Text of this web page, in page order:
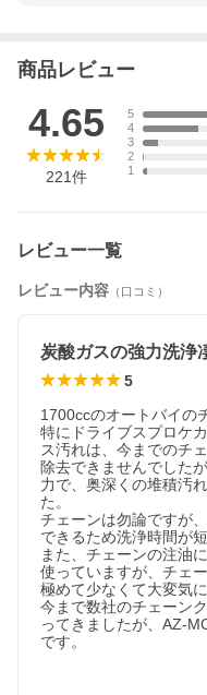
商品レビュー
4.65
221件
5
4
3
2
1
レビュー一覧
レビュー内容 （口コミ）
炭酸ガスの強力洗浄
5
1700ccのオートバイの
特にドライブスプロケ
ス汚れは、今までのチ
除去できませんでした
力で、奥深くの堆積汚
た。
チェーンは勿論ですが
できるため洗浄時間が
また、チェーンの注油
使っていますが、チェ
極めて少なくて大変気
今まで数社のチェーン
ってきましたが、AZ-
です。